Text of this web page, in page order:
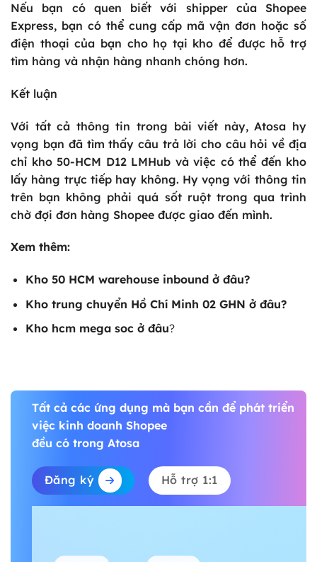
Nếu bạn có quen biết với shipper của Shopee
Express, bạn có thể cung cấp mã vận đơn hoặc số
điện thoại của bạn cho họ tại kho để được hỗ trợ
tìm hàng và nhận hàng nhanh chóng hơn.
Kết luận
Với tất cả thông tin trong bài viết này, Atosa hy
vọng bạn đã tìm thấy câu trả lời cho câu hỏi về địa
chỉ kho 50-HCM D12 LMHub và việc có thể đến kho
lấy hàng trực tiếp hay không. Hy vọng với thông tin
trên bạn không phải quá sốt ruột trong qua trình
chờ đợi đơn hàng Shopee được giao đến mình.
Xem thêm:
Kho 50 HCM warehouse inbound ở đâu?
Kho trung chuyển Hồ Chí Minh 02 GHN ở đâu?
Kho hcm mega soc ở đâu?
Tất cả các ứng dụng mà bạn cần để phát triển
việc kinh doanh Shopee
đều có trong Atosa
Đăng ký Hỗ trợ 1:1